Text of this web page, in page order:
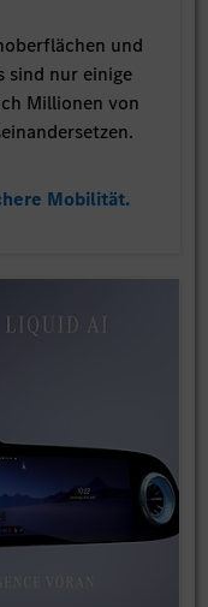
und
sind nur einige
Millionen von
Mobilität.